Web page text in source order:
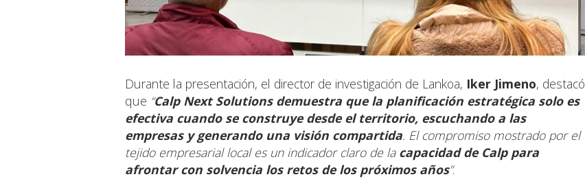
Durante la presentación, el director de investigación de Lankoa, Iker Jimeno, destacó
que “Calp Next Solutions demuestra que la planificación estratégica solo es
efectiva cuando se construye desde el territorio, escuchando a las
empresas y generando una visión compartida. El compromiso mostrado por el
tejido empresarial local es un indicador claro de la capacidad de Calp para
afrontar con solvencia los retos de los próximos años”.